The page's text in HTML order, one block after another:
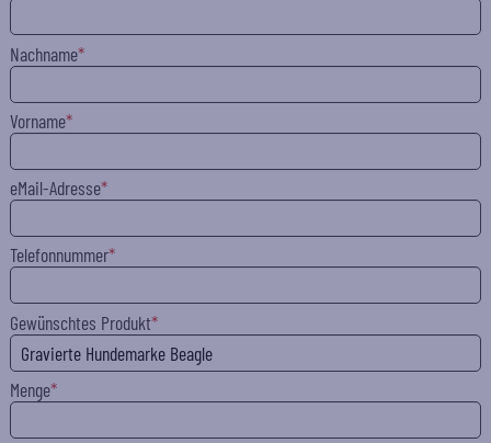
Nachname
Vorname
eMail-Adresse
Telefonnummer
Gewünschtes Produkt
Menge